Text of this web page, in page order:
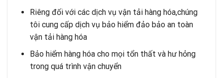
Riêng đối với các dịch vụ vận tải hàng hóa,chúng
tôi cung cấp dịch vụ bảo hiểm đảo bảo an toàn
vận tải hàng hóa
Bảo hiểm hàng hóa cho mọi tổn thất và hư hỏng
trong quá trình vận chuyển